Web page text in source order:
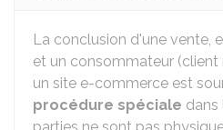
La conclusion d'une vente,
et un consommateur (client
un site e-commerce est
procédure spéciale dans